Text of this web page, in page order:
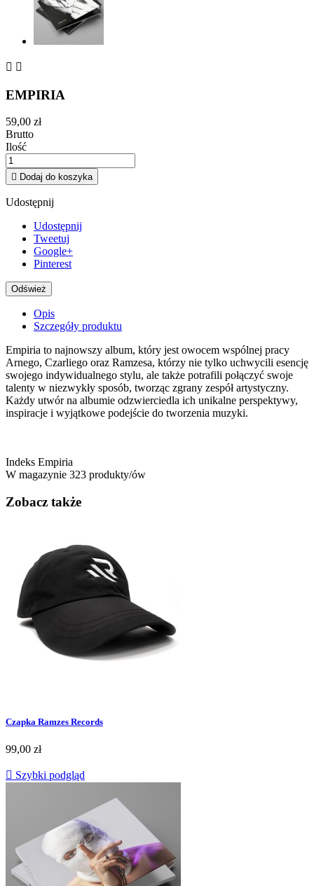
 
EMPIRIA
59,00 zł
Brutto
Ilość
 Dodaj do koszyka
Udostępnij
Udostępnij
Tweetuj
Google+
Pinterest
Opis
Szczegóły produktu
Empiria to najnowszy album, który jest owocem wspólnej pracy
Arnego, Czarliego oraz Ramzesa, którzy nie tylko uchwycili esencję
swojego indywidualnego stylu, ale także potrafili połączyć swoje
talenty w niezwykły sposób, tworząc zgrany zespół artystyczny.
Każdy utwór na albumie odzwierciedla ich unikalne perspektywy,
inspiracje i wyjątkowe podejście do tworzenia muzyki.
Indeks Empiria
W magazynie 323 produkty/ów
Zobacz także
Czapka Ramzes Records
99,00 zł
 Szybki podgląd